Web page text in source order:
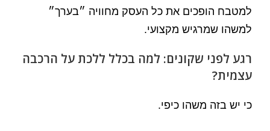
למטבח הופכים את כל העסק מחוויה ״בערך״
למשהו שמרגיש מקצועי.
רגע לפני שקונים: למה בכלל ללכת על הרכבה
עצמית?
כי יש בזה משהו כיפי.